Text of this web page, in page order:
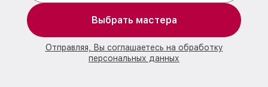
Выбрать мастера
Отправляя, Вы соглашаетесь на обработку
персональных данных